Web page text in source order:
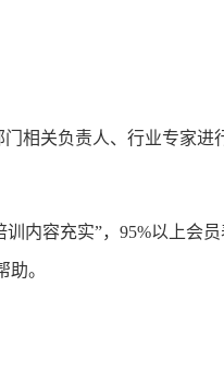
相关负责人、行业专家进
内容充实”，95%以上会
。